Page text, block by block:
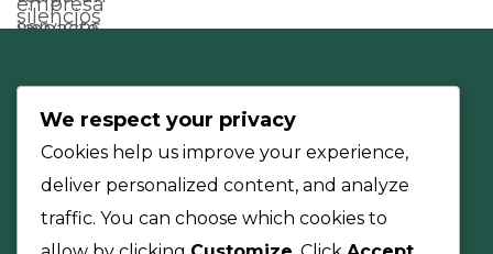
We respect your privacy
Cookies help us improve your experience,
deliver personalized content, and analyze
traffic. You can choose which cookies to